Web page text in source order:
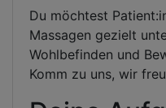
Du möchtest
Massagen gezielt
Wohlbefinden und
Komm zu uns, wir